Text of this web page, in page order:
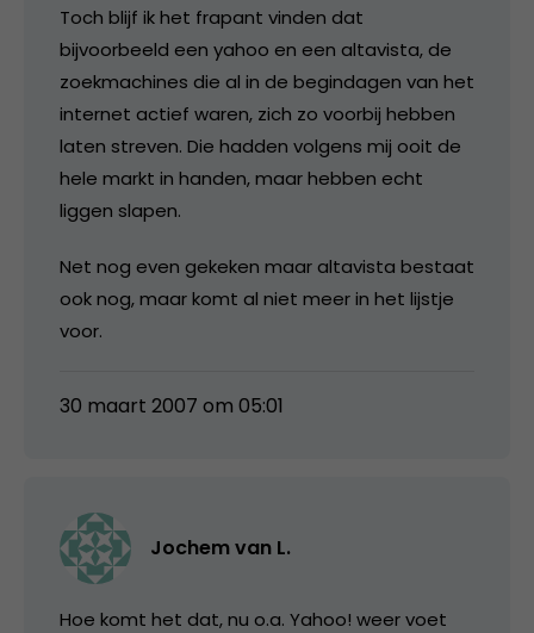
Toch blijf ik het frapant vinden dat
bijvoorbeeld een yahoo en een altavista, de
zoekmachines die al in de begindagen van het
internet actief waren, zich zo voorbij hebben
laten streven. Die hadden volgens mij ooit de
hele markt in handen, maar hebben echt
liggen slapen.
Net nog even gekeken maar altavista bestaat
ook nog, maar komt al niet meer in het lijstje
voor.
30 maart 2007 om 05:01
Jochem van L.
Hoe komt het dat, nu o.a. Yahoo! weer voet